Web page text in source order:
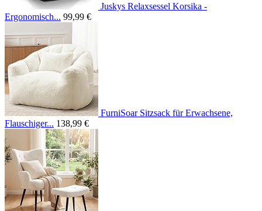
Juskys Relaxsessel Korsika -
Ergonomisch... 99,99 €
FurniSoar Sitzsack für Erwachsene,
Flauschiger... 138,99 €